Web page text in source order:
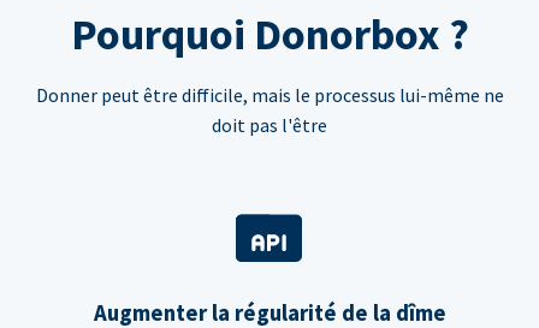
Pourquoi Donorbox ?
Donner peut être difficile, mais le processus lui-même ne
doit pas l'être
Augmenter la régularité de la dîme